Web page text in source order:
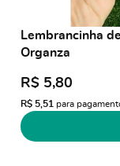
Lembrancinha
Organza
R$ 5,80
R$ 5,51 para